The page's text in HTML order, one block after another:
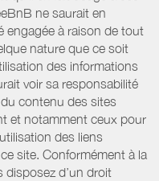
ne saurait en
engagée à raison de tout
nature que ce soit
des informations
voir sa responsabilité
contenu des sites
et notamment ceux pour
des liens
site. Conformément à la
disposez d’un droit